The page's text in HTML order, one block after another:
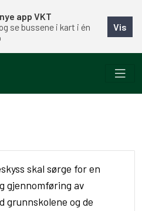
app VKT
se bussene i kart i én
Vis
skal sørge for en
gjennomføring av
grunnskolene og de